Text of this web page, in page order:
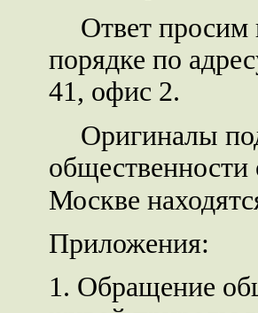
Ответ просим
порядке по
41, офис 2.
Оригиналы
Москве
Приложения:
1. Обращение